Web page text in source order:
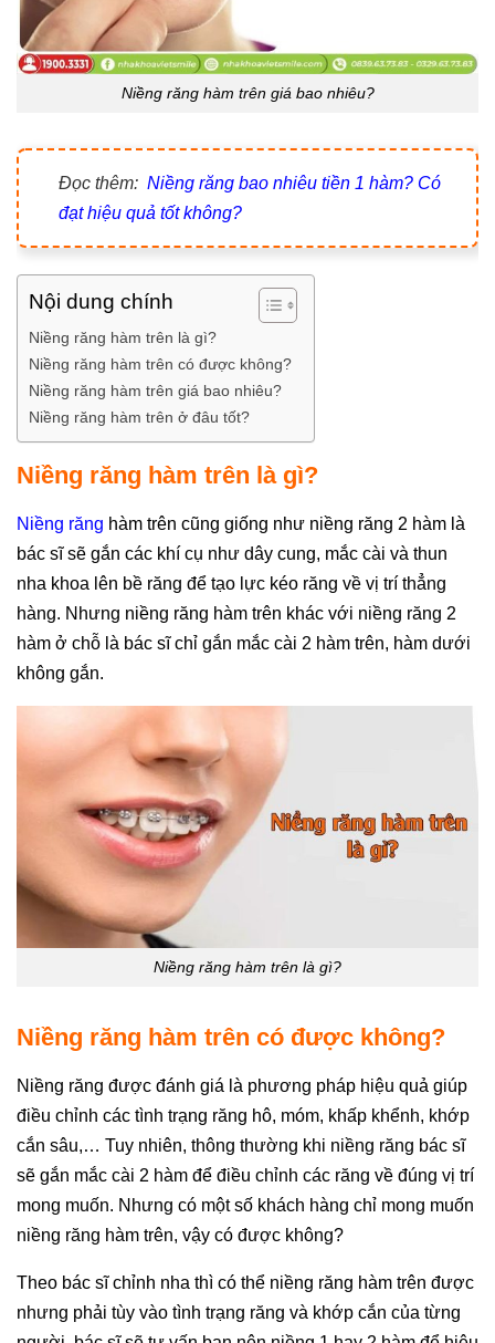
Niềng răng hàm trên giá bao nhiêu?
Đọc thêm: Niềng răng bao nhiêu tiền 1 hàm? Có
đạt hiệu quả tốt không?
Nội dung chính
Niềng răng hàm trên là gì?
Niềng răng hàm trên có được không?
Niềng răng hàm trên giá bao nhiêu?
Niềng răng hàm trên ở đâu tốt?
Niềng răng hàm trên là gì?
Niềng răng hàm trên cũng giống như niềng răng 2 hàm là
bác sĩ sẽ gắn các khí cụ như dây cung, mắc cài và thun
nha khoa lên bề răng để tạo lực kéo răng về vị trí thẳng
hàng. Nhưng niềng răng hàm trên khác với niềng răng 2
hàm ở chỗ là bác sĩ chỉ gắn mắc cài 2 hàm trên, hàm dưới
không gắn.
Niềng răng hàm trên là gì?
Niềng răng hàm trên có được không?
Niềng răng được đánh giá là phương pháp hiệu quả giúp
điều chỉnh các tình trạng răng hô, móm, khấp khểnh, khớp
cắn sâu,… Tuy nhiên, thông thường khi niềng răng bác sĩ
sẽ gắn mắc cài 2 hàm để điều chỉnh các răng về đúng vị trí
mong muốn. Nhưng có một số khách hàng chỉ mong muốn
niềng răng hàm trên, vậy có được không?
Theo bác sĩ chỉnh nha thì có thể niềng răng hàm trên được
nhưng phải tùy vào tình trạng răng và khớp cắn của từng